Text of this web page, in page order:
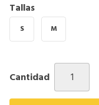
Tallas
S M
Cantidad